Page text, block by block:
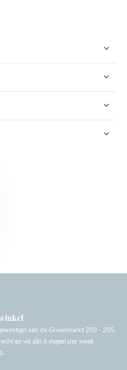
aan de Groenmarkt 203 - 205
en wij zijn 6 dagen per week